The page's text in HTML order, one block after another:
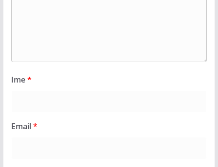
Ime*
Email*